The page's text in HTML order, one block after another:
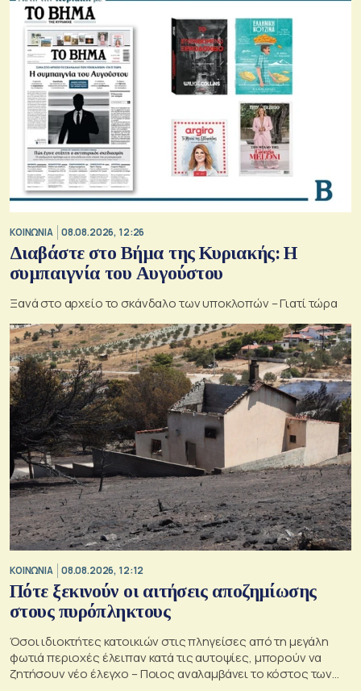
ΚΟΙΝΩΝΙΑ 08.08.2026, 12:26
Διαβάστε στο Βήμα της Κυριακής: Η
συμπαιγνία του Αυγούστου
Ξανά στο αρχείο το σκάνδαλο των υποκλοπών – Γιατί τώρα
ΚΟΙΝΩΝΙΑ 08.08.2026, 12:12
Πότε ξεκινούν οι αιτήσεις αποζημίωσης
στους πυρόπληκτους
Όσοι ιδιοκτήτες κατοικιών στις πληγείσες από τη μεγάλη
φωτιά περιοχές έλειπαν κατά τις αυτοψίες, μπορούν να
ζητήσουν νέο έλεγχο – Ποιος αναλαμβάνει το κόστος των